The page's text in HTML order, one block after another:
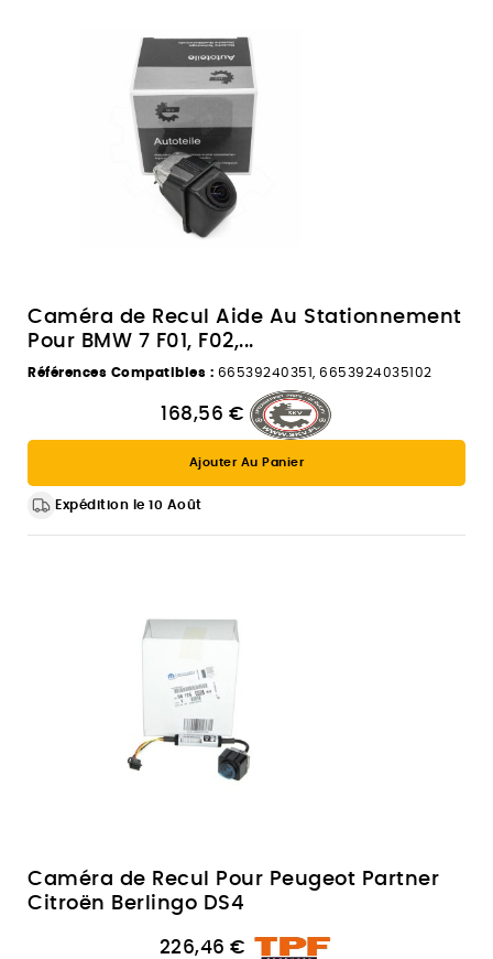
Caméra de Recul Aide Au Stationnement
Pour BMW 7 F01, F02,...
Références Compatibles : 66539240351, 6653924035102
168,56 €
Ajouter Au Panier
Expédition le 10 Août
Caméra de Recul Pour Peugeot Partner
Citroën Berlingo DS4
226,46 €